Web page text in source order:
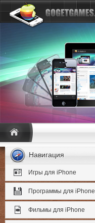
Навигация
Игры для iPhone
Программы для iPhone
Фильмы для iPhone